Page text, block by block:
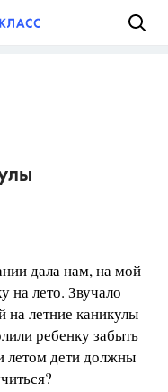
дала нам, на мой
на лето. Звучало
на летние каникулы
ребенку забыть
летом дети должны